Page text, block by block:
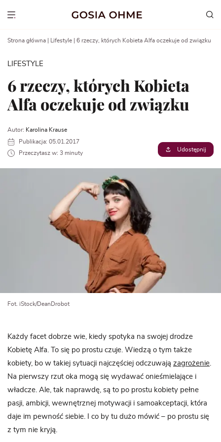
Show menu
Strona główna Lifestyle 6 rzeczy, których Kobieta Alfa oczekuje od związku
LIFESTYLE
6 rzeczy, których Kobieta
Alfa oczekuje od związku
Autor: Karolina Krause
Publikacja: 05.01.2017
Przeczytasz w: 3 minuty
Udostępnij
Fot. iStock/DeanDrobot
Każdy facet dobrze wie, kiedy spotyka na swojej drodze
Kobietę Alfa. To się po prostu czuje. Wiedzą o tym także
kobiety, bo w takiej sytuacji najczęściej odczuwają zagrożenie
Na pierwszy rzut oka mogą się wydawać onieśmielające i
władcze. Ale, tak naprawdę, są to po prostu kobiety pełne
pasji, ambicji, wewnętrznej motywacji i samoakceptacji, która
daje im pewność siebie. I co by tu dużo mówić – po prostu się
z tym nie kryją.